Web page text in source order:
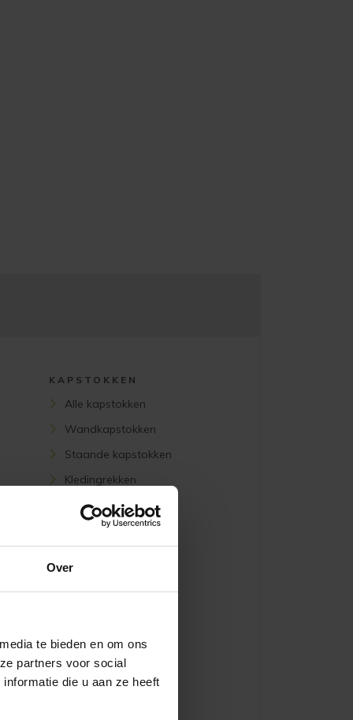
Over
te bieden en om ons
partners voor social
die u aan ze heeft
KAPSTOKKEN
Alle kapstokken
Wandkapstokken
Staande kapstokken
Kledingrekken
Schoenenrekken
MERKEN
BreinMeubels
XOOON
WOOOD